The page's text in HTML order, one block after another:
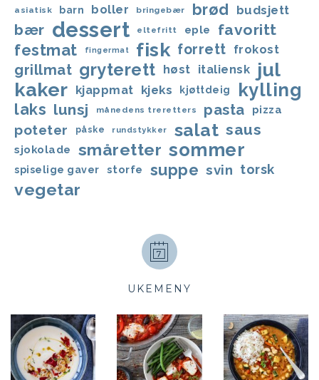
asiatisk barn boller bringebær brød budsjett
bær dessert eltefritt eple favoritt
festmat fingermat fisk forrett frokost
grillmat gryterett høst italiensk
jul
kaker kjappmat kjeks kjøttdeig kylling
laks lunsj månedens treretters pasta pizza
poteter påske rundstykker salat saus
sjokolade småretter sommer
spiselige gaver storfe suppe svin torsk
vegetar
UKEMENY